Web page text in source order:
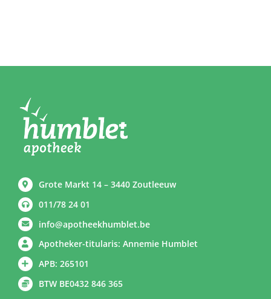
Grote Markt 14 – 3440 Zoutleeuw
011/78 24 01
info@apotheekhumblet.be
Apotheker-titularis: Annemie Humblet
APB: 265101
BTW BE0432 846 365